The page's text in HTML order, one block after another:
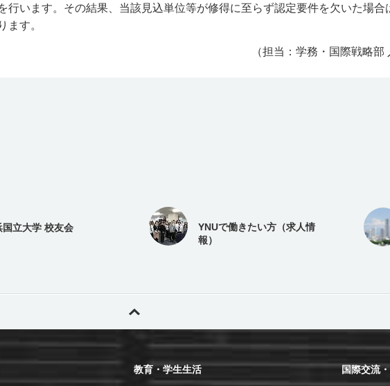
行います。その結果、当該見込単位等が修得に至らず認定要件を欠いた場合
ます。
（担当：学務・国際戦略部
国立大学 校友会
YNUで働きたい方（求人情
報）
教育・学生生活 国際交流